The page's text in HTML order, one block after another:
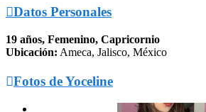
Datos Personales
19 años, Femenino, Capricornio
Ubicación: Ameca, Jalisco, México
Fotos de Yoceline